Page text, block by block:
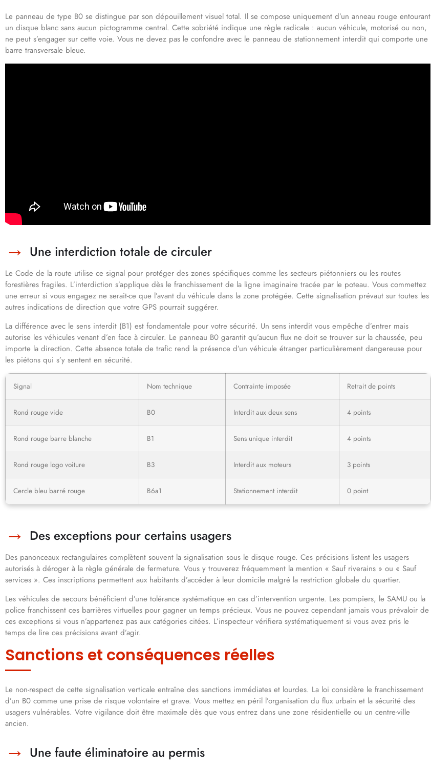
Le panneau de type B0 se distingue par son dépouillement visuel total. Il se compose uniquement d’un anneau rouge entourant
un disque blanc sans aucun pictogramme central. Cette sobriété indique une règle radicale : aucun véhicule, motorisé ou non,
ne peut s’engager sur cette voie. Vous ne devez pas le confondre avec le panneau de stationnement interdit qui comporte une
barre transversale bleue.
Une interdiction totale de circuler
Le Code de la route utilise ce signal pour protéger des zones spécifiques comme les secteurs piétonniers ou les routes
forestières fragiles. L’interdiction s’applique dès le franchissement de la ligne imaginaire tracée par le poteau. Vous commettez
une erreur si vous engagez ne serait-ce que l’avant du véhicule dans la zone protégée. Cette signalisation prévaut sur toutes les
autres indications de direction que votre GPS pourrait suggérer.
La différence avec le sens interdit (B1) est fondamentale pour votre sécurité. Un sens interdit vous empêche d’entrer mais
autorise les véhicules venant d’en face à circuler. Le panneau B0 garantit qu’aucun flux ne doit se trouver sur la chaussée, peu
importe la direction. Cette absence totale de trafic rend la présence d’un véhicule étranger particulièrement dangereuse pour
les piétons qui s’y sentent en sécurité.
Signal Nom technique Contrainte imposée Retrait de points
Rond rouge vide B0 Interdit aux deux sens 4 points
Rond rouge barre blanche B1 Sens unique interdit 4 points
Rond rouge logo voiture B3 Interdit aux moteurs 3 points
Cercle bleu barré rouge B6a1 Stationnement interdit 0 point
Des exceptions pour certains usagers
Des panonceaux rectangulaires complètent souvent la signalisation sous le disque rouge. Ces précisions listent les usagers
autorisés à déroger à la règle générale de fermeture. Vous y trouverez fréquemment la mention « Sauf riverains » ou « Sauf
services ». Ces inscriptions permettent aux habitants d’accéder à leur domicile malgré la restriction globale du quartier.
Les véhicules de secours bénéficient d’une tolérance systématique en cas d’intervention urgente. Les pompiers, le SAMU ou la
police franchissent ces barrières virtuelles pour gagner un temps précieux. Vous ne pouvez cependant jamais vous prévaloir de
ces exceptions si vous n’appartenez pas aux catégories citées. L’inspecteur vérifiera systématiquement si vous avez pris le
temps de lire ces précisions avant d’agir.
Sanctions et conséquences réelles
Le non-respect de cette signalisation verticale entraîne des sanctions immédiates et lourdes. La loi considère le franchissement
d’un B0 comme une prise de risque volontaire et grave. Vous mettez en péril l’organisation du flux urbain et la sécurité des
usagers vulnérables. Votre vigilance doit être maximale dès que vous entrez dans une zone résidentielle ou un centre-ville
ancien.
Une faute éliminatoire au permis